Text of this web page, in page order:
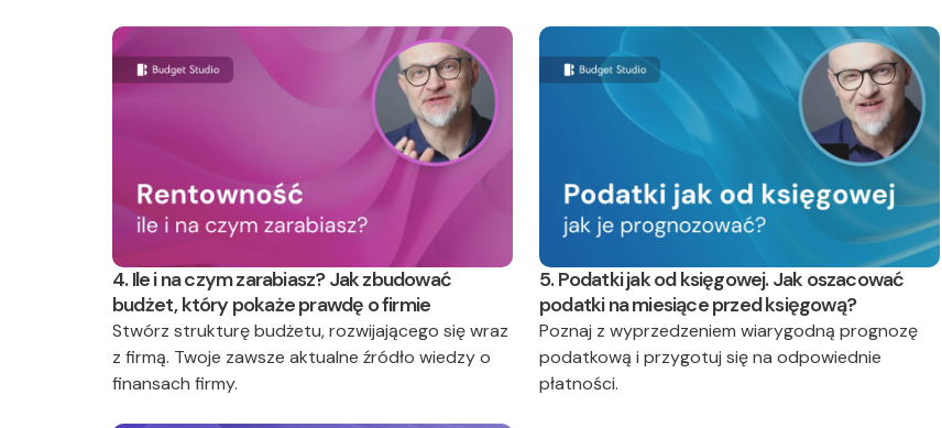
4. Ile i na czym zarabiasz? Jak zbudować
budżet, który pokaże prawdę o firmie
Stwórz strukturę budżetu, rozwijającego się wraz
z firmą. Twoje zawsze aktualne źródło wiedzy o
finansach firmy.
5. Podatki jak od księgowej. Jak oszacować
podatki na miesiące przed księgową?
Poznaj z wyprzedzeniem wiarygodną prognozę
podatkową i przygotuj się na odpowiednie
płatności.